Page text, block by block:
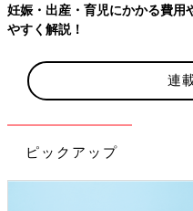
妊娠・出産・育児にかかる費用
やすく解説！
連
ピックアップ